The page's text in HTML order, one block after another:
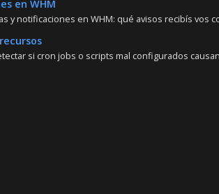
en WHM
y notificaciones en WHM: qué avisos recibís vos
si cron jobs o scripts mal configurados